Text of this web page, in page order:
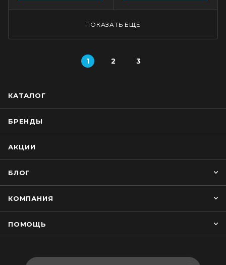
ПОКАЗАТЬ ЕЩЕ
1 2 3
КАТАЛОГ
БРЕНДЫ
АКЦИИ
БЛОГ
КОМПАНИЯ
ПОМОЩЬ